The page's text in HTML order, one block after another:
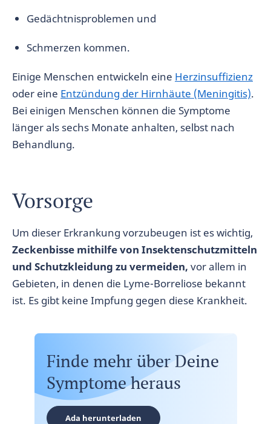
Gedächtnisproblemen und
Schmerzen kommen.
Einige Menschen entwickeln eine Herzinsuffizienz
oder eine Entzündung der Hirnhäute (Meningitis).
Bei einigen Menschen können die Symptome
länger als sechs Monate anhalten, selbst nach
Behandlung.
Vorsorge
Um dieser Erkrankung vorzubeugen ist es wichtig,
Zeckenbisse mithilfe von Insektenschutzmitteln
und Schutzkleidung zu vermeiden, vor allem in
Gebieten, in denen die Lyme-Borreliose bekannt
ist. Es gibt keine Impfung gegen diese Krankheit.
Finde mehr über Deine
Symptome heraus
Ada herunterladen